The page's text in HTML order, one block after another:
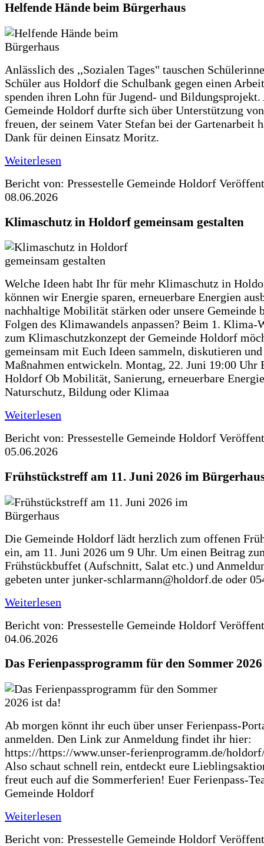
Helfende Hände beim Bürgerhaus
Anlässlich des ,,Sozialen Tages" tauschen
Schüler aus Holdorf die Schulbank gegen einen
spenden ihren Lohn für Jugend- und Bildungsprojekt.
Gemeinde Holdorf durfte sich über Unterstützung
freuen, der seinem Vater Stefan bei der Gartenarbeit
Dank für deinen Einsatz Moritz.
Weiterlesen
Bericht von: Pressestelle Gemeinde Holdorf
08.06.2026
Klimaschutz in Holdorf gemeinsam gestalten
Welche Ideen habt Ihr für mehr Klimaschutz in
können wir Energie sparen, erneuerbare Energien
nachhaltige Mobilität stärken oder unsere Gemeinde
Folgen des Klimawandels anpassen? Beim 1. Klima-
zum Klimaschutzkonzept der Gemeinde Holdorf
gemeinsam mit Euch Ideen sammeln, diskutieren
Maßnahmen entwickeln. Montag, 22. Juni 19:00 Uhr
Holdorf Ob Mobilität, Sanierung, erneuerbare
Naturschutz, Bildung oder Klimaa
Weiterlesen
Bericht von: Pressestelle Gemeinde Holdorf
05.06.2026
Frühstückstreff am 11. Juni 2026 im
Die Gemeinde Holdorf lädt herzlich zum offenen
ein, am 11. Juni 2026 um 9 Uhr. Um einen Beitrag
Frühstückbuffet (Aufschnitt, Salat etc.) und
gebeten unter junker-schlarmann@holdorf.de oder
Weiterlesen
Bericht von: Pressestelle Gemeinde Holdorf
04.06.2026
Das Ferienpassprogramm für den Sommer
Ab morgen könnt ihr euch über unser Ferienpass-
anmelden. Den Link zur Anmeldung findet ihr hier:
https://https://www.unser-ferienprogramm.de/
Also schaut schnell rein, entdeckt eure
freut euch auf die Sommerferien! Euer Ferienpass-
Gemeinde Holdorf
Weiterlesen
Bericht von: Pressestelle Gemeinde Holdorf